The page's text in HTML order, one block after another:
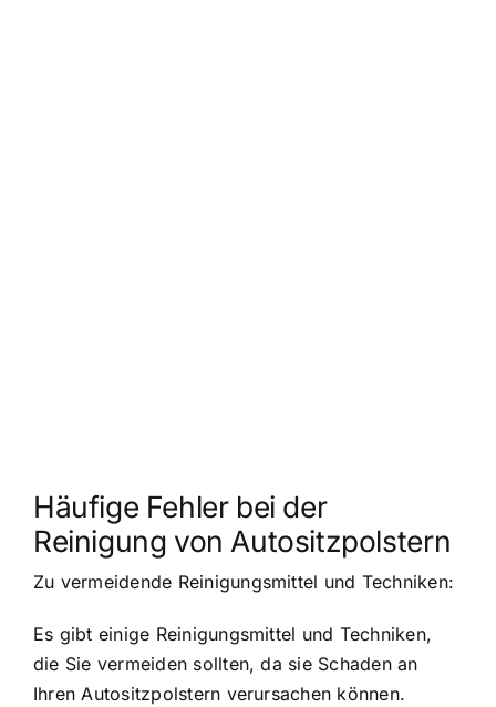
Häufige Fehler bei der
Reinigung von Autositzpolstern
Zu vermeidende Reinigungsmittel und Techniken:
Es gibt einige Reinigungsmittel und Techniken,
die Sie vermeiden sollten, da sie Schaden an
Ihren Autositzpolstern verursachen können.